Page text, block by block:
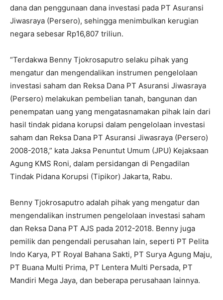
dana dan penggunaan dana investasi pada PT Asuransi
Jiwasraya (Persero), sehingga menimbulkan kerugian
negara sebesar Rp16,807 triliun.
“Terdakwa Benny Tjokrosaputro selaku pihak yang
mengatur dan mengendalikan instrumen pengelolaan
investasi saham dan Reksa Dana PT Asuransi Jiwasraya
(Persero) melakukan pembelian tanah, bangunan dan
penempatan uang yang mengatasnamakan pihak lain dari
hasil tindak pidana korupsi dalam pengelolaan investasi
saham dan Reksa Dana PT Asuransi Jiwasraya (Persero)
2008-2018,” kata Jaksa Penuntut Umum (JPU) Kejaksaan
Agung KMS Roni, dalam persidangan di Pengadilan
Tindak Pidana Korupsi (Tipikor) Jakarta, Rabu.
Benny Tjokrosaputro adalah pihak yang mengatur dan
mengendalikan instrumen pengelolaan investasi saham
dan Reksa Dana PT AJS pada 2012-2018. Benny juga
pemilik dan pengendali perusahan lain, seperti PT Pelita
Indo Karya, PT Royal Bahana Sakti, PT Surya Agung Maju,
PT Buana Multi Prima, PT Lentera Multi Persada, PT
Mandiri Mega Jaya, dan beberapa perusahaan lainnya.